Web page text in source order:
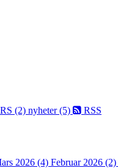
(2) nyheter (5) RSS
2026 (4) Februar 2026 (2)